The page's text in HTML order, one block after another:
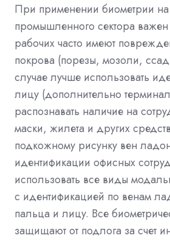
При применении биометрии
промышленного сектора важен
рабочих часто имеют
покрова (порезы, мозоли,
случае лучше использовать
лицу (дополнительно
распознавать наличие на
маски, жилета и других
подкожному рисунку вен
идентификации офисных
использовать все виды
с идентификацией по венам
пальца и лицу. Все
защищают от подлога за счет